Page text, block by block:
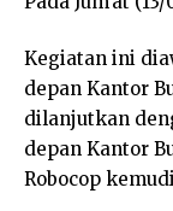
Kegiatan ini
depan Kantor
dilanjutkan
depan Kantor
Robocop